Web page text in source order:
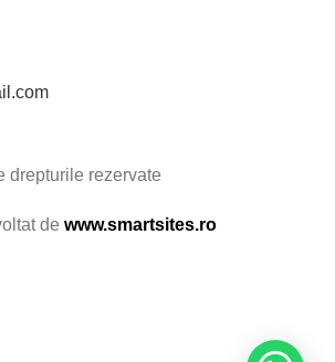
drepturile rezervate
de www.smartsites.ro